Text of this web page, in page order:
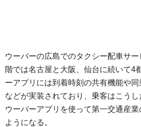
ウーバーの広島でのタクシー配車サ
階では名古屋と大阪、仙台に続いて4
ーアプリには到着時刻の共有機能や
などが実装されており、乗客はこう
ウーバーアプリを使って第一交通産
ようになる。